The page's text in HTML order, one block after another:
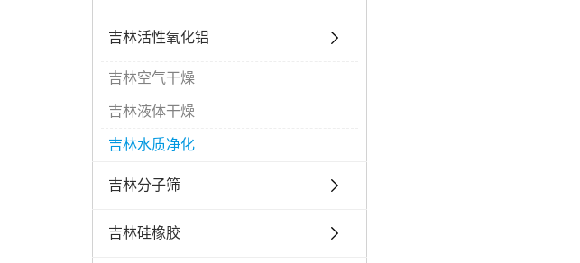
吉林活性氧化铝
吉林空气干燥
吉林液体干燥
吉林水质净化
吉林分子筛
吉林硅橡胶